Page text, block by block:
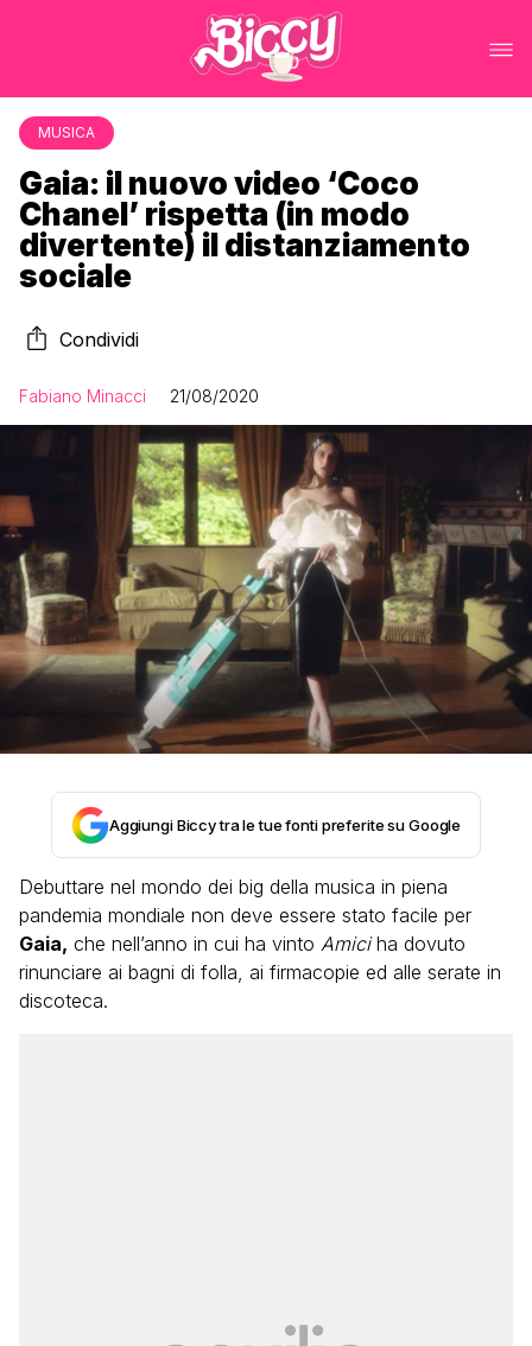
MUSICA
Gaia: il nuovo video ‘Coco
Chanel’ rispetta (in modo
divertente) il distanziamento
sociale
Condividi
Fabiano Minacci 21/08/2020
Aggiungi Biccy tra le tue fonti preferite su Google
Debuttare nel mondo dei big della musica in piena
pandemia mondiale non deve essere stato facile per
Gaia, che nell’anno in cui ha vinto Amiciha dovuto
rinunciare ai bagni di folla, ai firmacopie ed alle serate in
discoteca.